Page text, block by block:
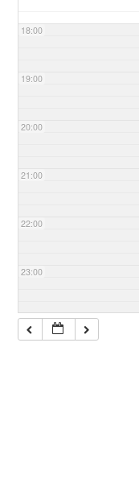
18:00
19:00
20:00
21:00
22:00
23:00